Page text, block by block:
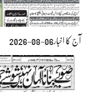
آج کا اخبار06-08-2026